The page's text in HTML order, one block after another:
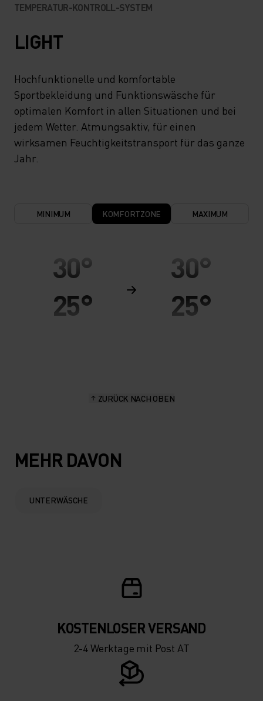
TEMPERATUR-KONTROLL-SYSTEM
LIGHT
Hochfunktionelle und komfortable
Sportbekleidung und Funktionswäsche für
optimalen Komfort in allen Situationen und bei
jedem Wetter. Atmungsaktiv, für einen
wirksamen Feuchtigkeitstransport für das ganze
Jahr.
MINIMUM KOMFORTZONE MAXIMUM
30°
25°
5°
0°
-20°
30°
25°
-20°
ZURÜCK NACH OBEN
MEHR DAVON
UNTERWÄSCHE
KOSTENLOSER VERSAND
2-4 Werktage mit Post AT